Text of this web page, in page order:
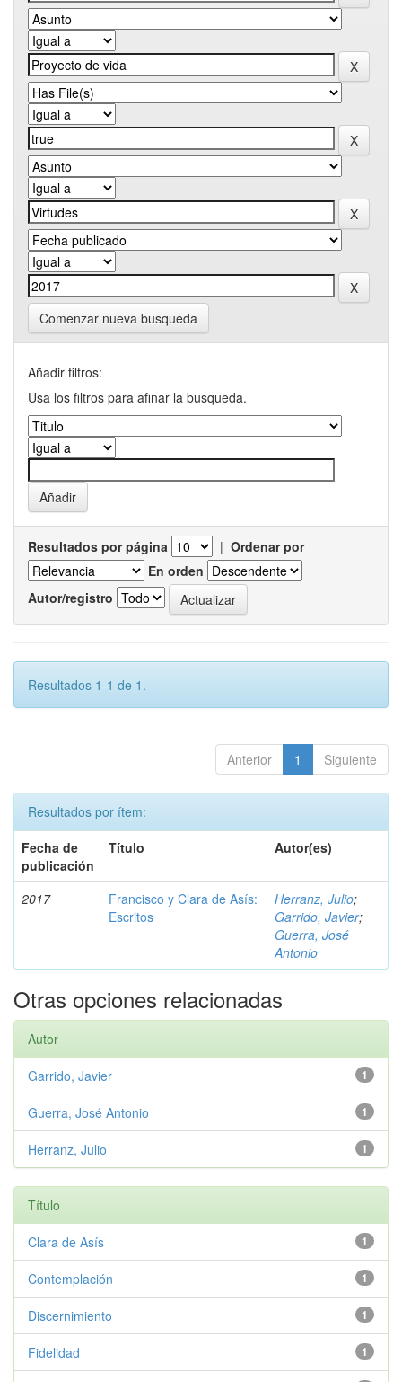
Comenzar nueva busqueda
Añadir filtros:
Usa los filtros para afinar la busqueda.
Resultados por página | Ordenar por
En orden
Autor/registro
Resultados 1-1 de 1.
Anterior 1 Siguiente
Resultados por ítem:
Fecha de
publicación
Título Autor(es)
2017
Francisco y Clara de Asís:
Escritos
Herranz, Julio;
Garrido, Javier;
Guerra, José
Antonio
Otras opciones relacionadas
Autor
1
Garrido, Javier
1
Guerra, José Antonio
1
Herranz, Julio
Título
1
Clara de Asís
1
Contemplación
1
Discernimiento
1
Fidelidad